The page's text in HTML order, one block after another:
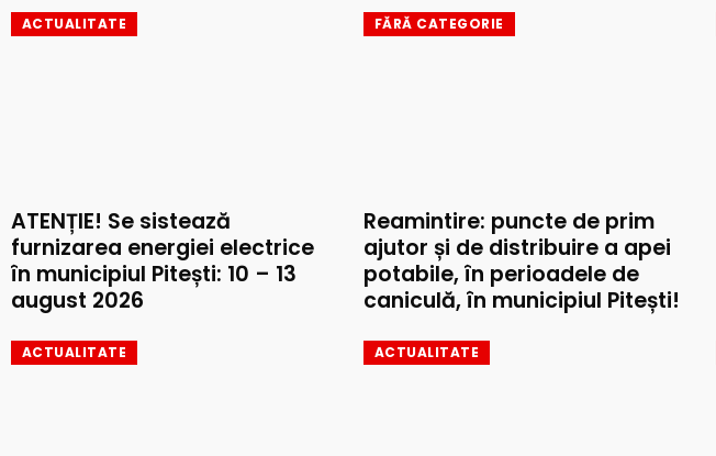
ACTUALITATE
ATENȚIE! Se sistează
furnizarea energiei electrice
în municipiul Pitești: 10 – 13
august 2026
FĂRĂ CATEGORIE
Reamintire: puncte de prim
ajutor și de distribuire a apei
potabile, în perioadele de
caniculă, în municipiul Pitești!
ACTUALITATE ACTUALITATE